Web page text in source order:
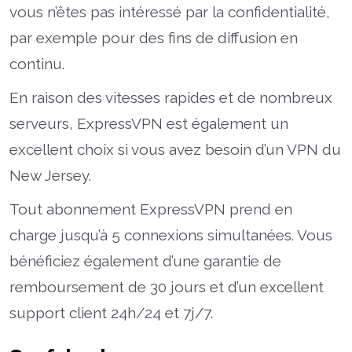
vous n’êtes pas intéressé par la confidentialité,
par exemple pour des fins de diffusion en
continu.
En raison des vitesses rapides et de nombreux
serveurs, ExpressVPN est également un
excellent choix si vous avez besoin d’un VPN du
New Jersey.
Tout abonnement ExpressVPN prend en
charge jusqu’à 5 connexions simultanées. Vous
bénéficiez également d’une garantie de
remboursement de 30 jours et d’un excellent
support client 24h/24 et 7j/7.